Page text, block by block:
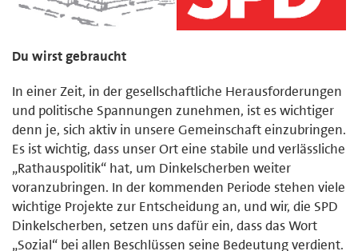
Du wirst gebraucht
In einer Zeit, in der gesellschaftliche Herausforderungen
und politische Spannungen zunehmen, ist es wichtiger
denn je, sich aktiv in unsere Gemeinschaft einzubringen.
Es ist wichtig, dass unser Ort eine stabile und verlässliche
„Rathauspolitik“ hat, um Dinkelscherben weiter
voranzubringen. In der kommenden Periode stehen viele
wichtige Projekte zur Entscheidung an, und wir, die SPD
Dinkelscherben, setzen uns dafür ein, dass das Wort
„Sozial“ bei allen Beschlüssen seine Bedeutung verdient.